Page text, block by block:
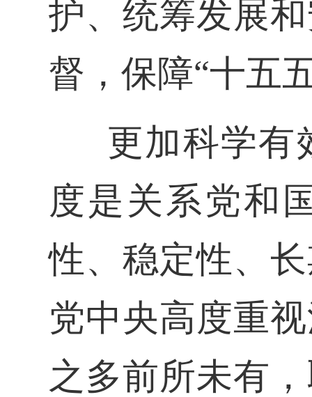
护、统筹发展
督，保障“十五
更加科学有
度是关系党和
性、稳定性、
党中央高度重
之多前所未有